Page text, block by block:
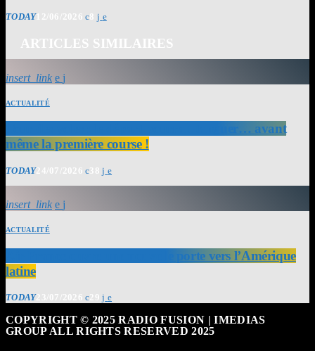
TODAY12/06/2026 8
ARTICLES SIMILAIRES
insert_link
ACTUALITÉ
Tour des yoles : le départ pourrait tanguer… avant
même la première course !
TODAY24/07/2026 38
insert_link
ACTUALITÉ
Air France ouvre une nouvelle porte vers l’Amérique
latine
TODAY23/07/2026 29
COPYRIGHT © 2025 RADIO FUSION | IMEDIAS
GROUP ALL RIGHTS RESERVED 2025